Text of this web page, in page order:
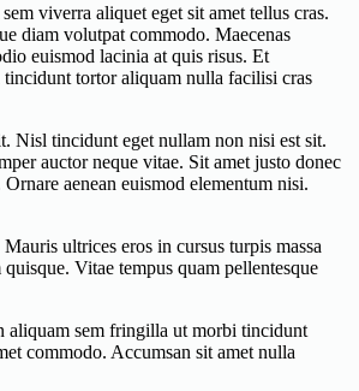
viverra aliquet eget sit amet tellus cras.
diam volutpat commodo. Maecenas
euismod lacinia at quis risus. Et
tincidunt tortor aliquam nulla facilisi cras
Nisl tincidunt eget nullam non nisi est sit.
auctor neque vitae. Sit amet justo donec
aenean euismod elementum nisi.
ultrices eros in cursus turpis massa
Vitae tempus quam pellentesque
aliquam sem fringilla ut morbi tincidunt
commodo. Accumsan sit amet nulla